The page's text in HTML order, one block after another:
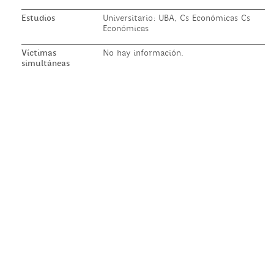
Estudios
Universitario: UBA, Cs Económicas Cs
Económicas
Víctimas
simultáneas
No hay información.